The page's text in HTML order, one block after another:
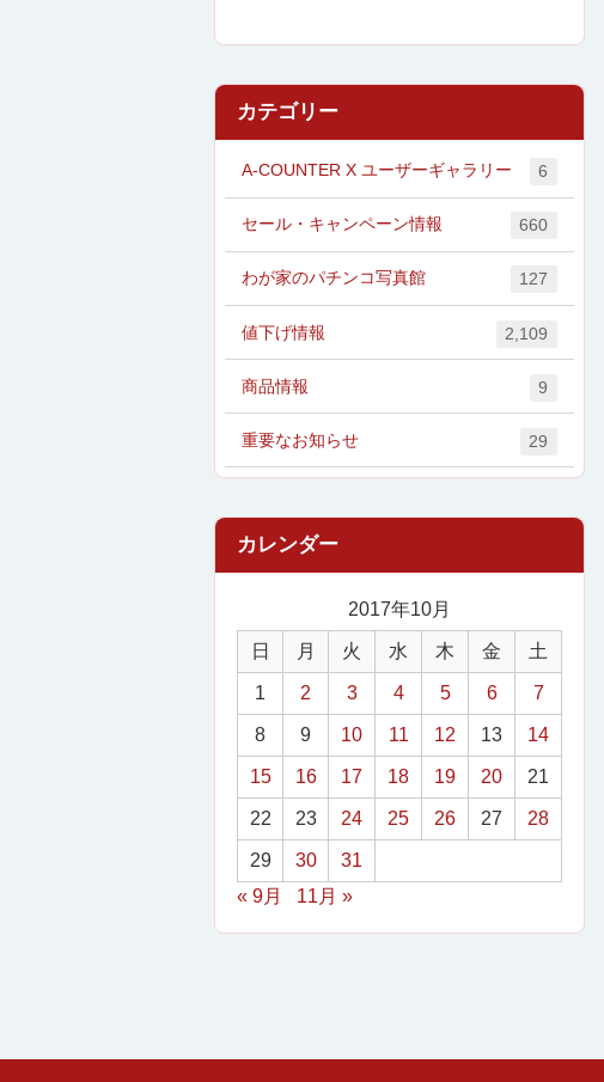
カテゴリー
A-COUNTER X ユーザーギャラリー 6
セール・キャンペーン情報 660
わが家のパチンコ写真館 127
値下げ情報 2,109
商品情報 9
重要なお知らせ 29
2017年10月
日 月 火 水 木 金 土
1 2 3 4 5 6 7
8 9 10 11 12 13 14
15 16 17 18 19 20 21
22 23 24 25 26 27 28
29 30
31
« 9月
11月 »